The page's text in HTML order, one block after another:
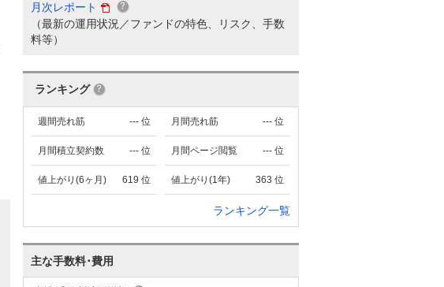
月次レポート
（最新の運用状況／ファンドの特色、リスク、手数
料等）
ランキング
--- 位
週間売れ筋 --- 位
月間売れ筋
--- 位
月間積立契約数 --- 位
月間ページ閲覧
619 位
値上がり(6ヶ月) 363 位
値上がり(1年)
ランキング一覧
主な手数料･費用